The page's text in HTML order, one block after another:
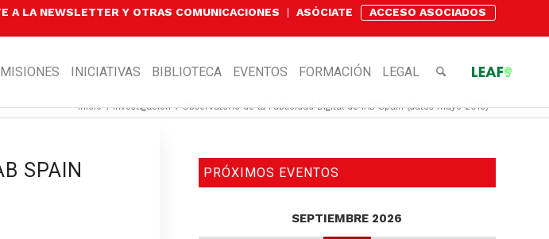
A LA NEWSLETTER Y OTRAS COMUNICACIONES ASÓCIATE
ACCESO ASOCIADOS
INICIATIVAS BIBLIOTECA EVENTOS FORMACIÓN LEGAL
Inicio / Investigación / Observatorio de la Publicidad Digital de IAB Spain (datos mayo 2018)
SPAIN
PRÓXIMOS EVENTOS
SEPTIEMBRE 2026